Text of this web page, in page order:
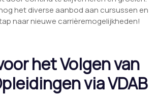
het diverse aanbod aan cursussen en
naar nieuwe carrièremogelijkheden!
het Volgen van
via VDAB